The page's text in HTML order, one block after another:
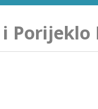
Porijeklo